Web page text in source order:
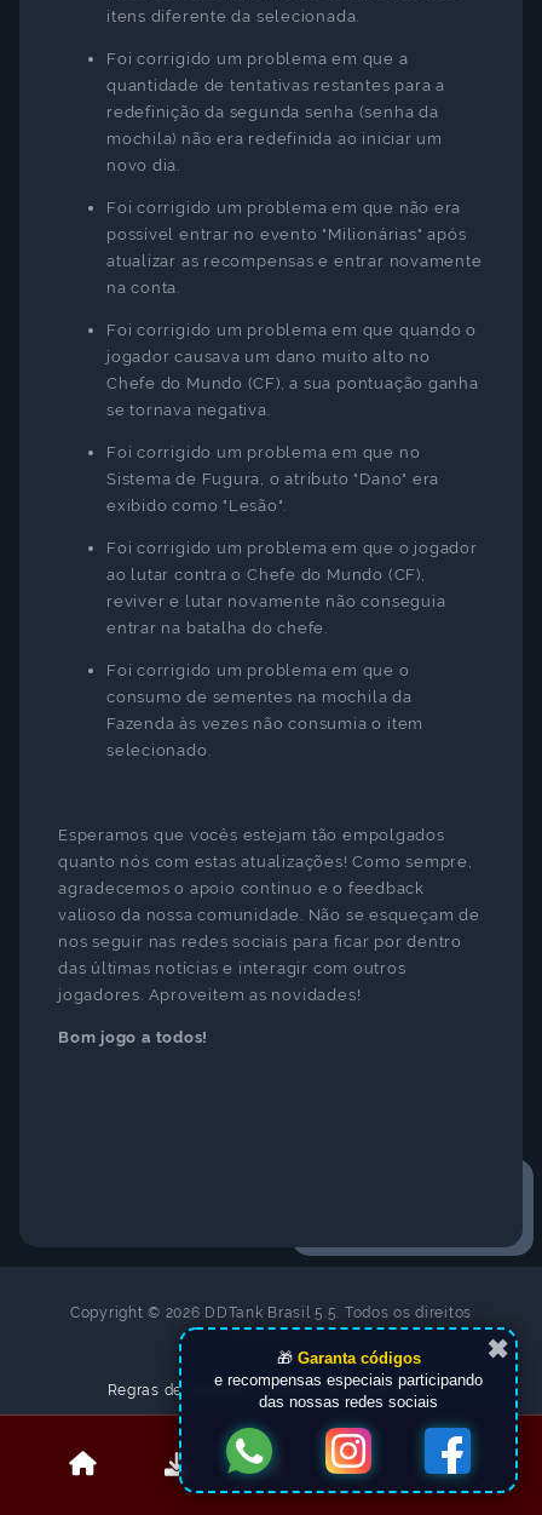
itens diferente da selecionada.
Foi corrigido um problema em que a
quantidade de tentativas restantes para a
redefinição da segunda senha (senha da
mochila) não era redefinida ao iniciar um
novo dia.
Foi corrigido um problema em que não era
possível entrar no evento "Milionárias" após
atualizar as recompensas e entrar novamente
na conta.
Foi corrigido um problema em que quando o
jogador causava um dano muito alto no
Chefe do Mundo (CF), a sua pontuação ganha
se tornava negativa.
Foi corrigido um problema em que no
Sistema de Fugura, o atributo "Dano" era
exibido como "Lesão".
Foi corrigido um problema em que o jogador
ao lutar contra o Chefe do Mundo (CF),
reviver e lutar novamente não conseguia
entrar na batalha do chefe.
Foi corrigido um problema em que o
consumo de sementes na mochila da
Fazenda às vezes não consumia o item
selecionado.
Esperamos que vocês estejam tão empolgados
quanto nós com estas atualizações! Como sempre,
agradecemos o apoio contínuo e o feedback
valioso da nossa comunidade. Não se esqueçam de
nos seguir nas redes sociais para ficar por dentro
das últimas notícias e interagir com outros
jogadores. Aproveitem as novidades!
Bom jogo a todos!
Copyright © 2026 DDTank Brasil 5.5. Todos os direitos
Regras de conduta|Política de privacidade
✖
🎁 Garanta códigos
e recompensas especiais participando
das nossas redes sociais